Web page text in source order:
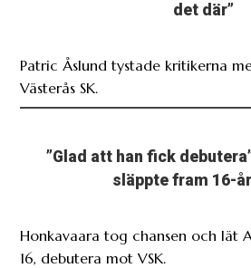
det där”
Patric Åslund tystade kritikerna
Västerås SK.
”Glad att han fick
släppte fram 16-
Honkavaara tog chansen och lät
16, debutera mot VSK.